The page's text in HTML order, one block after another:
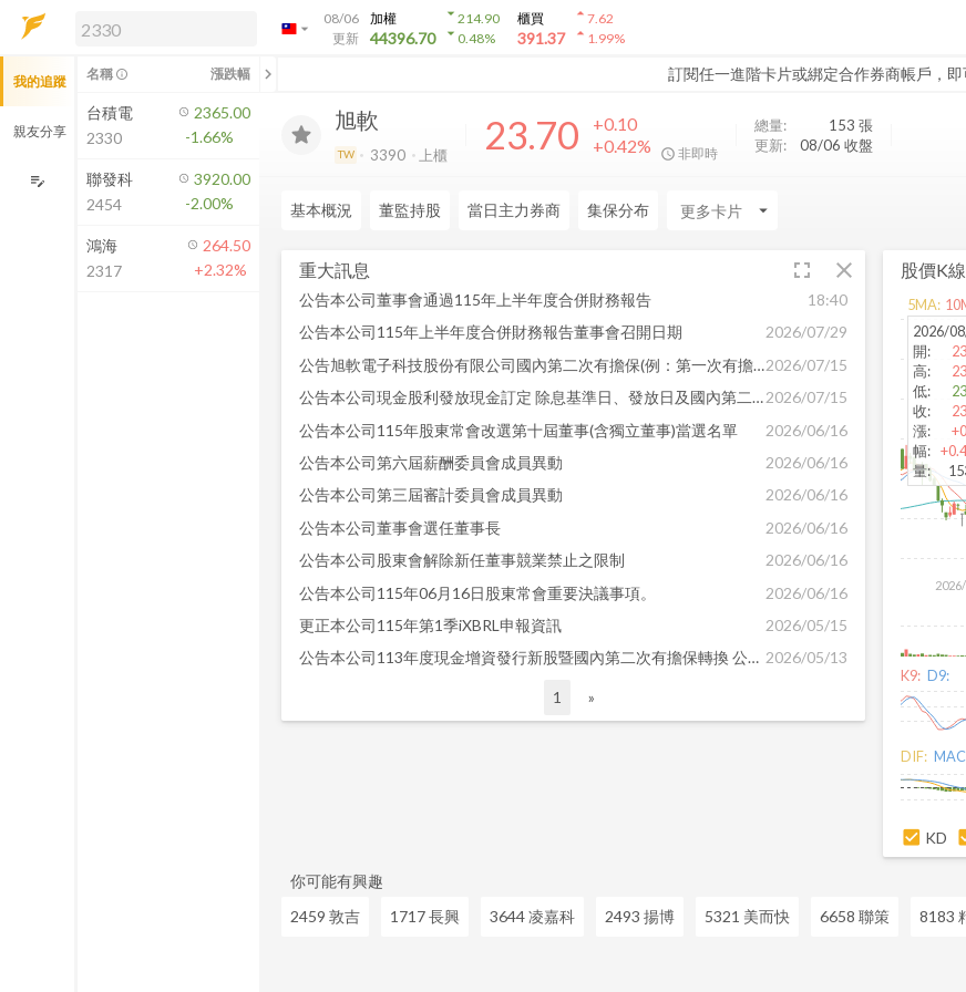
arrow_drop_down
08/06
更新
加權
44396.70
arrow_drop_down214.90
arrow_drop_down0.48%
櫃買
391.37
arrow_drop_up7.62
arrow_drop_up1.99%
訂閱任一進階卡片或綁定合作券商帳戶，即
解鎖即時行情及進階功能
方案」，即可解鎖以下功能：
即時行情
即時市況與排行
成交金額熱力圖
前往方案訂閱
如何綁定合作券商
旭軟
TW 3390 上櫃 23.70
+0.10
+0.42%
非即時
總量: 153 張
更新:
08/06 收盤
基本概況 董監持股 當日主力券商 集保分布 arrow_drop_down
重大訊息 fullscreen close
公告本公司董事會通過115年上半年度合併財務報告
18:40
公告本公司115年上半年度合併財務報告董事會召開日期
2026/07/29
公告旭軟電子科技股份有限公司國內第二次有擔保(例：第一次有擔保)轉(交)換公司債(簡稱：旭軟二，代碼：33902)停止受理轉交換等相關事項。2026/07/15
公告本公司現金股利發放現金訂定 除息基準日、發放日及國內第二次有擔保轉換 公司債停止轉換期間2026/07/15
公告本公司115年股東常會改選第十屆董事(含獨立董事)當選名單
2026/06/16
公告本公司第六屆薪酬委員會成員異動
2026/06/16
公告本公司第三屆審計委員會成員異動
2026/06/16
公告本公司董事會選任董事長
2026/06/16
公告本公司股東會解除新任董事競業禁止之限制
2026/06/16
公告本公司115年06月16日股東常會重要決議事項。
2026/06/16
更正本公司115年第1季iXBRL申報資訊
2026/05/15
公告本公司113年度現金增資發行新股暨國內第二次有擔保轉換 公司債之資金運用計畫變更 2026/05/13
1 »
arrow_back
發佈時間:-
股價K線
2026/
開:
高:
低:
收:
漲:
幅:
量:
5MA: 10
K9: D9:
DIF:
KD
你可能有興趣
2459 敦吉
1717 長興 3644 凌嘉科 2493 揚博 5321 美而快 6658 聯策 8183
我的追蹤
親友分享
edit_note
名稱 info_outline 漲跌幅 chevron_left
台積電
2330
2365.00
-1.66%
聯發科
2454
3920.00
-2.00%
鴻海
2317
264.50
+2.32%